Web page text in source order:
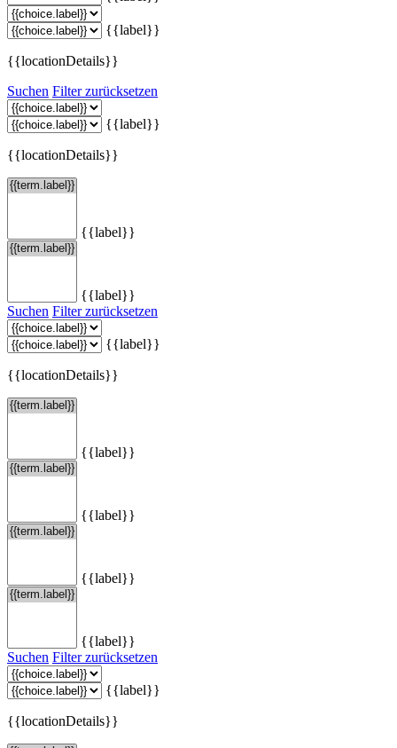
{{label}}
{{locationDetails}}
Suchen Filter zurücksetzen
{{label}}
{{locationDetails}}
{{label}}
{{label}}
Suchen Filter zurücksetzen
{{label}}
{{locationDetails}}
{{label}}
{{label}}
{{label}}
{{label}}
Suchen Filter zurücksetzen
{{label}}
{{locationDetails}}